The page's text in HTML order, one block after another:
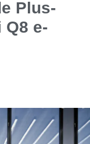
Plus-
e-